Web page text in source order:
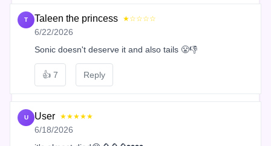
T Taleen the princess ★☆☆☆☆
6/22/2026
Sonic doesn't deserve it and also tails 😤👎
👍 7 Reply
U User ★★★★★
6/18/2026